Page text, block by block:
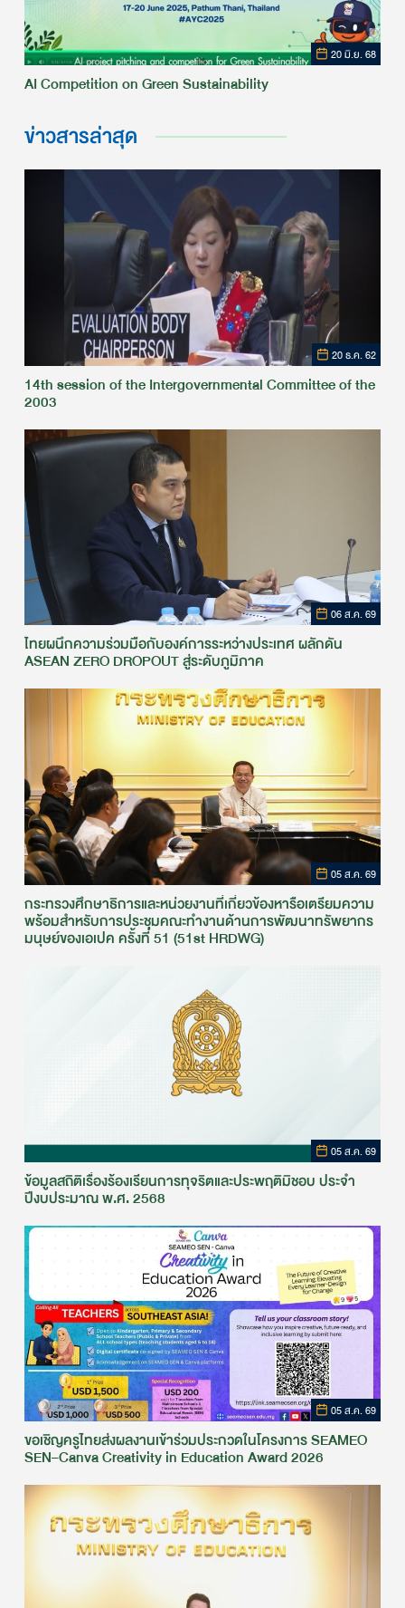
20 มิ.ย. 68
AI Competition on Green Sustainability
ข่าวสารล่าสุด
20 ธ.ค. 62
14th session of the Intergovernmental Committee of the
2003
06 ส.ค. 69
ไทยผนึกความร่วมมือกับองค์การระหว่างประเทศ ผลักดัน
ASEAN ZERO DROPOUT สู่ระดับภูมิภาค
05 ส.ค. 69
กระทรวงศึกษาธิการและหน่วยงานที่เกี่ยวข้องหารือเตรียมความ
พร้อมสำหรับการประชุมคณะทำงานด้านการพัฒนาทรัพยากร
มนุษย์ของเอเปค ครั้งที่ 51 (51st HRDWG)
05 ส.ค. 69
ข้อมูลสถิติเรื่องร้องเรียนการทุจริตและประพฤติมิชอบ ประจำ
ปีงบประมาณ พ.ศ. 2568
05 ส.ค. 69
ขอเชิญครูไทยส่งผลงานเข้าร่วมประกวดในโครงการ SEAMEO
SEN–Canva Creativity in Education Award 2026